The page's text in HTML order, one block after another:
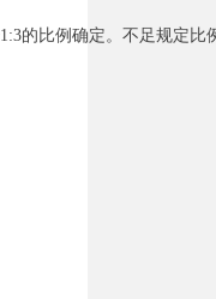
的比例确定。不足规定比